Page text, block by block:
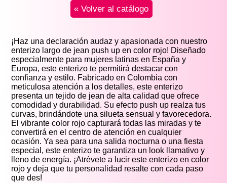
« Volver al catálogo
¡Haz una declaración audaz y apasionada con nuestro
enterizo largo de jean push up en color rojo! Diseñado
especialmente para mujeres latinas en España y
Europa, este enterizo te permitirá destacar con
confianza y estilo. Fabricado en Colombia con
meticulosa atención a los detalles, este enterizo
presenta un tejido de jean de alta calidad que ofrece
comodidad y durabilidad. Su efecto push up realza tus
curvas, brindándote una silueta sensual y favorecedora.
El vibrante color rojo capturará todas las miradas y te
convertirá en el centro de atención en cualquier
ocasión. Ya sea para una salida nocturna o una fiesta
especial, este enterizo te garantiza un look llamativo y
lleno de energía. ¡Atrévete a lucir este enterizo en color
rojo y deja que tu personalidad resalte con cada paso
que des!